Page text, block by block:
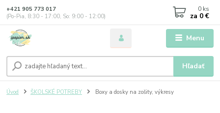
Menu
Hľadať
+421 905 773 017
(Po-Pia, 8:30 - 17:00, So: 9:00 - 12:00)
0 ks
za 0 €
Úvod ŠKOLSKÉ POTREBY Boxy a dosky na zošity, výkresy